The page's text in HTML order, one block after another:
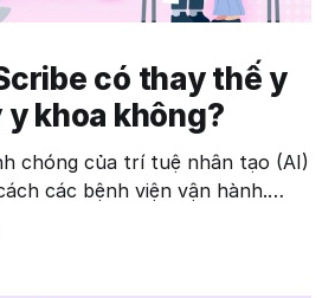
có thay thế y
khoa không?
chóng của trí tuệ nhân tạo (AI)
các bệnh viện vận hành.